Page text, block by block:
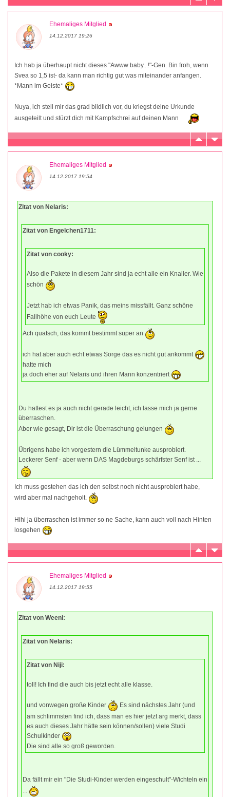
Ehemaliges Mitglied
14.12.2017 19:26
Ich hab ja überhaupt nicht dieses "Awww baby...!"-Gen. Bin froh, wenn
Svea so 1,5 ist- da kann man richtig gut was miteinander anfangen.
*Mann im Geiste*
Nuya, ich stell mir das grad bildlich vor, du kriegst deine Urkunde
ausgeteilt und stürzt dich mit Kampfschrei auf deinen Mann
Ehemaliges Mitglied
14.12.2017 19:54
Zitat von Nelaris:
Zitat von Engelchen1711:
Zitat von cooky:
Also die Pakete in diesem Jahr sind ja echt alle ein Knaller. Wie
schön
Jetzt hab ich etwas Panik, das meins missfällt. Ganz schöne
Fallhöhe von euch Leute
Ach quatsch, das kommt bestimmt super an
ich hat aber auch echt etwas Sorge das es nicht gut ankommt
hatte mich
ja doch eher auf Nelaris und ihren Mann konzentriert
Du hattest es ja auch nicht gerade leicht, ich lasse mich ja gerne
überraschen.
Aber wie gesagt, Dir ist die Überraschung gelungen
Übrigens habe ich vorgestern die Lümmeltunke ausprobiert.
Leckerer Senf - aber wenn DAS Magdeburgs schärfster Senf ist ...
Ich muss gestehen das ich den selbst noch nicht ausprobiert habe,
wird aber mal nachgeholt.
Hihi ja überraschen ist immer so ne Sache, kann auch voll nach Hinten
losgehen
Ehemaliges Mitglied
14.12.2017 19:55
Zitat von Weeni:
Zitat von Nelaris:
Zitat von Niji:
toll! Ich find die auch bis jetzt echt alle klasse.
und vonwegen große Kinder
Es sind nächstes Jahr (und
am schlimmsten find ich, dass man es hier jetzt arg merkt, dass
es auch dieses Jahr hätte sein können/sollen) viele Studi
Schulkinder
Die sind alle so groß geworden.
Da fällt mir ein "Die Studi-Kinder werden eingeschult"-Wichteln ein
...